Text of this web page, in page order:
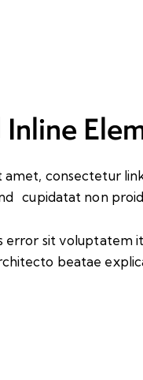
amet, consectetur
cupidatat non
error sit voluptatem
beatae